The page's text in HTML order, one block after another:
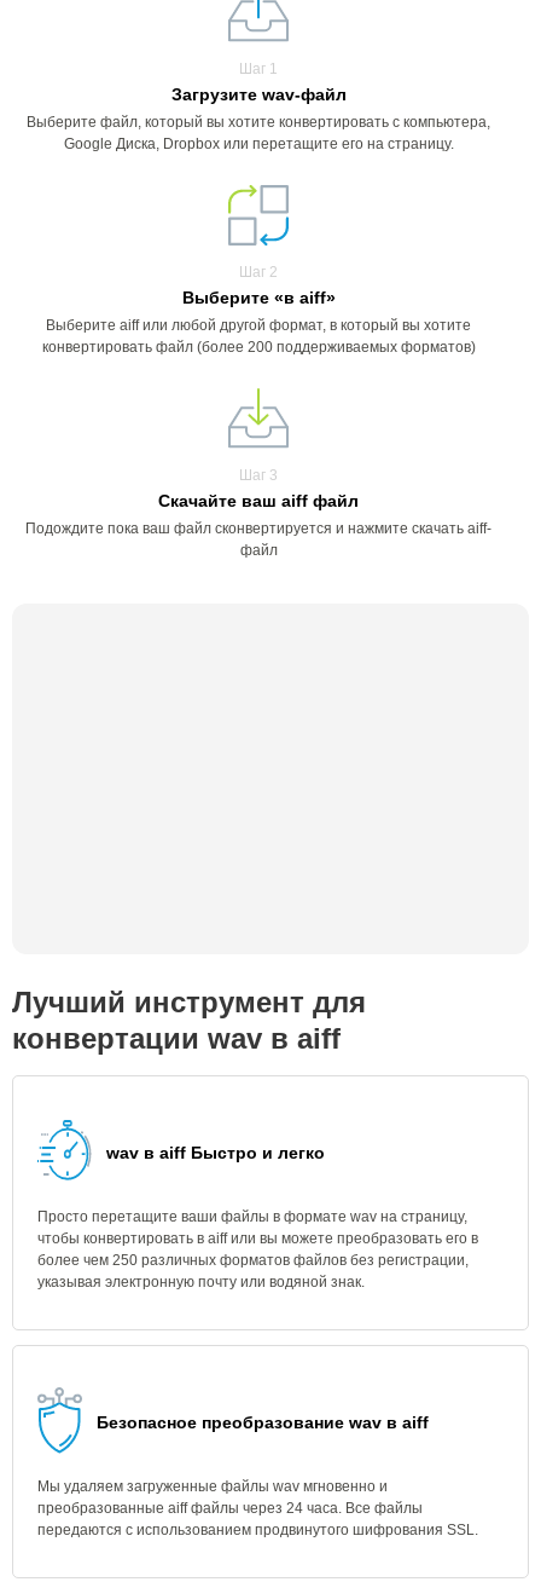
Шаг 1
Загрузите wav-файл
Выберите файл, который вы хотите конвертировать с компьютера,
Google Диска, Dropbox или перетащите его на страницу.
Шаг 2
Выберите «в aiff»
Выберите aiff или любой другой формат, в который вы хотите
конвертировать файл (более 200 поддерживаемых форматов)
Шаг 3
Скачайте ваш aiff файл
Подождите пока ваш файл сконвертируется и нажмите скачать aiff-
файл
Лучший инструмент для
конвертации wav в aiff
wav в aiff Быстро и легко
Просто перетащите ваши файлы в формате wav на страницу,
чтобы конвертировать в aiff или вы можете преобразовать его в
более чем 250 различных форматов файлов без регистрации,
указывая электронную почту или водяной знак.
Безопасное преобразование wav в aiff
Мы удаляем загруженные файлы wav мгновенно и
преобразованные aiff файлы через 24 часа. Все файлы
передаются с использованием продвинутого шифрования SSL.